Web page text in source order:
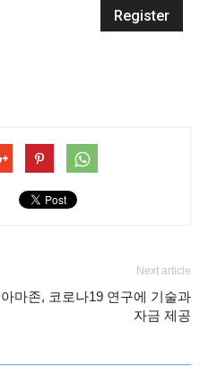
Next article
아마존, 코로나19 연구에 기술과
자금 제공